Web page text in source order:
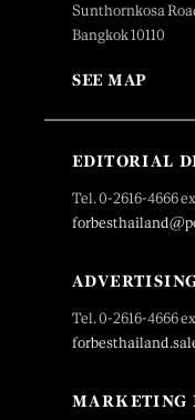
Sunthornkosa
Bangkok 10110
SEE MAP
EDITORIAL
Tel. 0-2616-4666
Tel. 0-2616-4666
MARKETING